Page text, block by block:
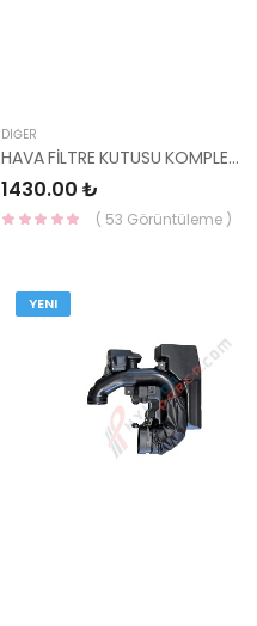
DIĞER
HAVA FİLTRE KUTUSU KOMPLE İ20 BENZİNLİ 28110-C8200-YS
1430.00 ₺
( 53 Görüntüleme )
YENI